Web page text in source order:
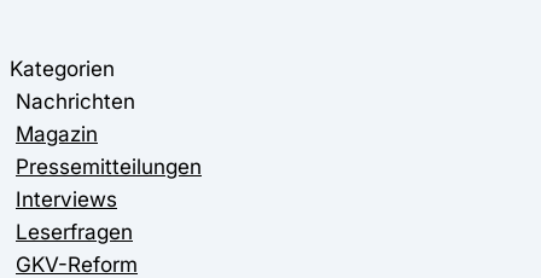
Kategorien
Nachrichten
Magazin
Pressemitteilungen
Interviews
Leserfragen
GKV-Reform